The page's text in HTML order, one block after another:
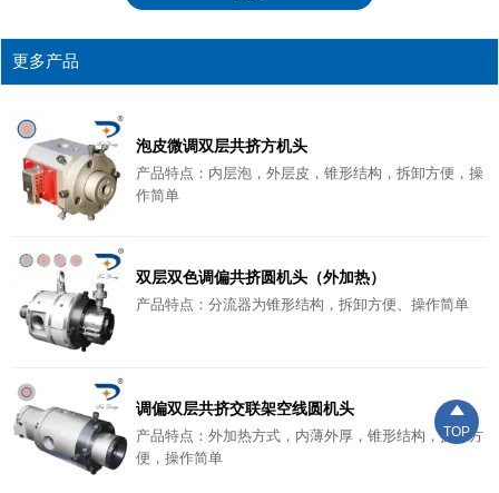
更多产品
泡皮微调双层共挤方机头
产品特点：内层泡，外层皮，锥形结构，拆卸方便，操
作简单
双层双色调偏共挤圆机头（外加热）
产品特点：分流器为锥形结构，拆卸方便、操作简单
调偏双层共挤交联架空线圆机头
产品特点：外加热方式，内薄外厚，锥形结构，拆卸方
便，操作简单

TOP